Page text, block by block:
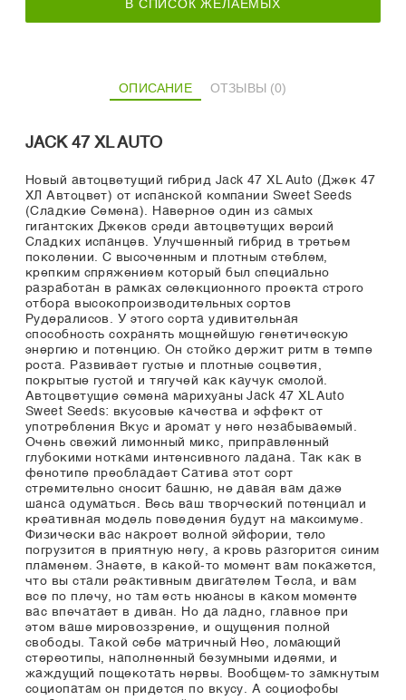
В СПИСОК ЖЕЛАЕМЫХ
ОПИСАНИЕ ОТЗЫВЫ (0)
JACK 47 XL AUTO
Новый автоцветущий гибрид Jack 47 XL Auto (Джек 47
ХЛ Автоцвет) от испанской компании Sweet Seeds
(Сладкие Семена). Наверное один из самых
гигантских Джеков среди автоцветущих версий
Сладких испанцев. Улучшенный гибрид в третьем
поколении. С высоченным и плотным стеблем,
крепким спряжением который был специально
разработан в рамках селекционного проекта строго
отбора высокопроизводительных сортов
Рудералисов. У этого сорта удивительная
способность сохранять мощнейшую генетическую
энергию и потенцию. Он стойко держит ритм в темпе
роста. Развивает густые и плотные соцветия,
покрытые густой и тягучей как каучук смолой.
Автоцветущие семена марихуаны Jack 47 XL Auto
Sweet Seeds: вкусовые качества и эффект от
употребления Вкус и аромат у него незабываемый.
Очень свежий лимонный микс, приправленный
глубокими нотками интенсивного ладана. Так как в
фенотипе преобладает Сатива этот сорт
стремительно сносит башню, не давая вам даже
шанса одуматься. Весь ваш творческий потенциал и
креативная модель поведения будут на максимуме.
Физически вас накроет волной эйфории, тело
погрузится в приятную негу, а кровь разгорится синим
пламенем. Знаете, в какой-то момент вам покажется,
что вы стали реактивным двигателем Тесла, и вам
все по плечу, но там есть нюансы в каком моменте
вас впечатает в диван. Но да ладно, главное при
этом ваше мировоззрение, и ощущения полной
свободы. Такой себе матричный Нео, ломающий
стереотипы, наполненный безумными идеями, и
жаждущий пощекотать нервы. Вообщем-то замкнутым
социопатам он придется по вкусу. А социофобы